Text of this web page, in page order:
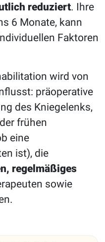
reduziert. Ihre
6 Monate, kann
Faktoren
wird von
präoperative
des Kniegelenks,
frühen
eine
ist), die
regelmäßiges
sowie